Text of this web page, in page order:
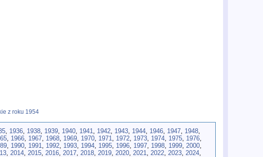
z roku 1954
, 1936, 1938, 1939, 1940, 1941, 1942, 1943, 1944, 1946, 1947, 1948,
, 1966, 1967, 1968, 1969, 1970, 1971, 1972, 1973, 1974, 1975, 1976,
, 1990, 1991, 1992, 1993, 1994, 1995, 1996, 1997, 1998, 1999, 2000,
, 2014, 2015, 2016, 2017, 2018, 2019, 2020, 2021, 2022, 2023, 2024,